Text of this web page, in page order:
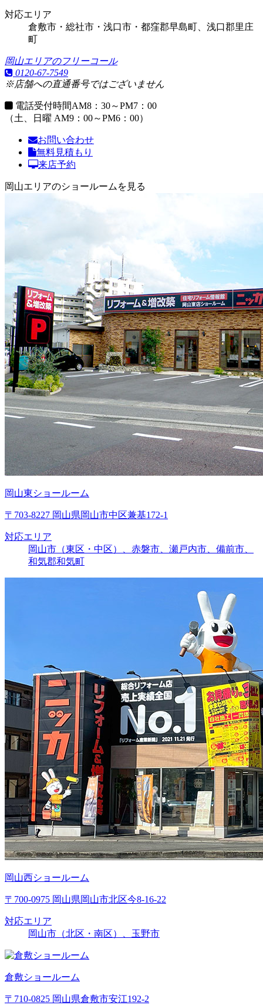
対応エリア
倉敷市・総社市・浅口市・都窪郡早島町、浅口郡里庄
町
岡山エリアのフリーコール
0120-67-7549
※店舗への直通番号ではございません
電話受付時間AM8：30～PM7：00
（土、日曜 AM9：00～PM6：00）
お問い合わせ
無料見積もり
来店予約
岡山エリアのショールームを見る
岡山東ショールーム
〒703-8227 岡山県岡山市中区兼基172-1
対応エリア
岡山市（東区・中区）、赤磐市、瀬戸内市、備前市、
和気郡和気町
岡山西ショールーム
〒700-0975 岡山県岡山市北区今8-16-22
対応エリア
岡山市（北区・南区）、玉野市
倉敷ショールーム
〒710-0825 岡山県倉敷市安江192-2